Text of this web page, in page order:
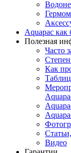
Aquapac как
Полезная
Часто
Как
Видео